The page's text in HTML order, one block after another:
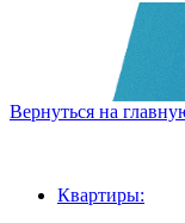
Вернуться на
Квартиры: